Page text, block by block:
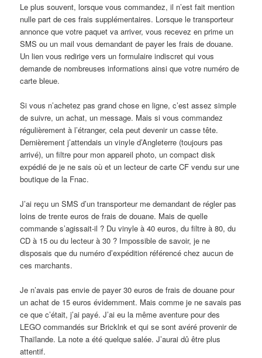
Le plus souvent, lorsque vous commandez, il n’est fait mention
nulle part de ces frais supplémentaires. Lorsque le transporteur
annonce que votre paquet va arriver, vous recevez en prime un
SMS ou un mail vous demandant de payer les frais de douane.
Un lien vous redirige vers un formulaire indiscret qui vous
demande de nombreuses informations ainsi que votre numéro de
carte bleue.
Si vous n’achetez pas grand chose en ligne, c’est assez simple
de suivre, un achat, un message. Mais si vous commandez
régulièrement à l’étranger, cela peut devenir un casse tête.
Dernièrement j’attendais un vinyle d’Angleterre (toujours pas
arrivé), un filtre pour mon appareil photo, un compact disk
expédié de je ne sais où et un lecteur de carte CF vendu sur une
boutique de la Fnac.
J’ai reçu un SMS d’un transporteur me demandant de régler pas
loins de trente euros de frais de douane. Mais de quelle
commande s’agissait-il ? Du vinyle à 40 euros, du filtre à 80, du
CD à 15 ou du lecteur à 30 ? Impossible de savoir, je ne
disposais que du numéro d’expédition référencé chez aucun de
ces marchants.
Je n’avais pas envie de payer 30 euros de frais de douane pour
un achat de 15 euros évidemment. Mais comme je ne savais pas
ce que c’était, j’ai payé. J’ai eu la même aventure pour des
LEGO commandés sur Bricklnk et qui se sont avéré provenir de
Thaïlande. La note a été quelque salée. J’aurai dû être plus
attentif.